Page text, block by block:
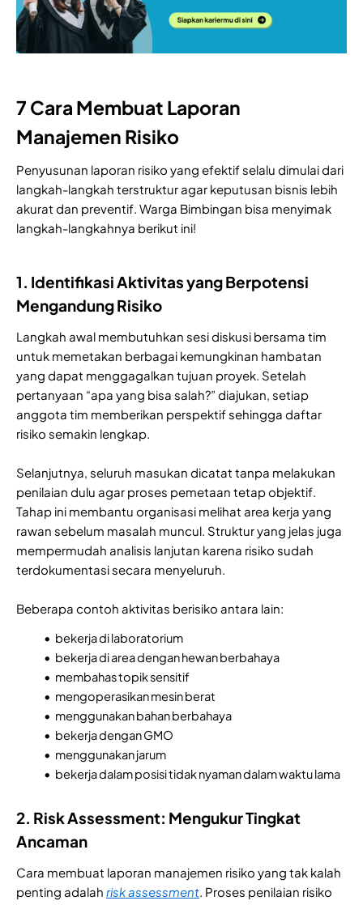
7 Cara Membuat Laporan
Manajemen Risiko
Penyusunan laporan risiko yang efektif selalu dimulai dari
langkah-langkah terstruktur agar keputusan bisnis lebih
akurat dan preventif. Warga Bimbingan bisa menyimak
langkah-langkahnya berikut ini!
1. Identifikasi Aktivitas yang Berpotensi
Mengandung Risiko
Langkah awal membutuhkan sesi diskusi bersama tim
untuk memetakan berbagai kemungkinan hambatan
yang dapat menggagalkan tujuan proyek. Setelah
pertanyaan “apa yang bisa salah?” diajukan, setiap
anggota tim memberikan perspektif sehingga daftar
risiko semakin lengkap.
Selanjutnya, seluruh masukan dicatat tanpa melakukan
penilaian dulu agar proses pemetaan tetap objektif.
Tahap ini membantu organisasi melihat area kerja yang
rawan sebelum masalah muncul. Struktur yang jelas juga
mempermudah analisis lanjutan karena risiko sudah
terdokumentasi secara menyeluruh.
Beberapa contoh aktivitas berisiko antara lain:
bekerja di laboratorium
bekerja di area dengan hewan berbahaya
membahas topik sensitif
mengoperasikan mesin berat
menggunakan bahan berbahaya
bekerja dengan GMO
menggunakan jarum
bekerja dalam posisi tidak nyaman dalam waktu lama
2. Risk Assessment: Mengukur Tingkat
Ancaman
Cara membuat laporan manajemen risiko yang tak kalah
penting adalah risk assessment. Proses penilaian risiko